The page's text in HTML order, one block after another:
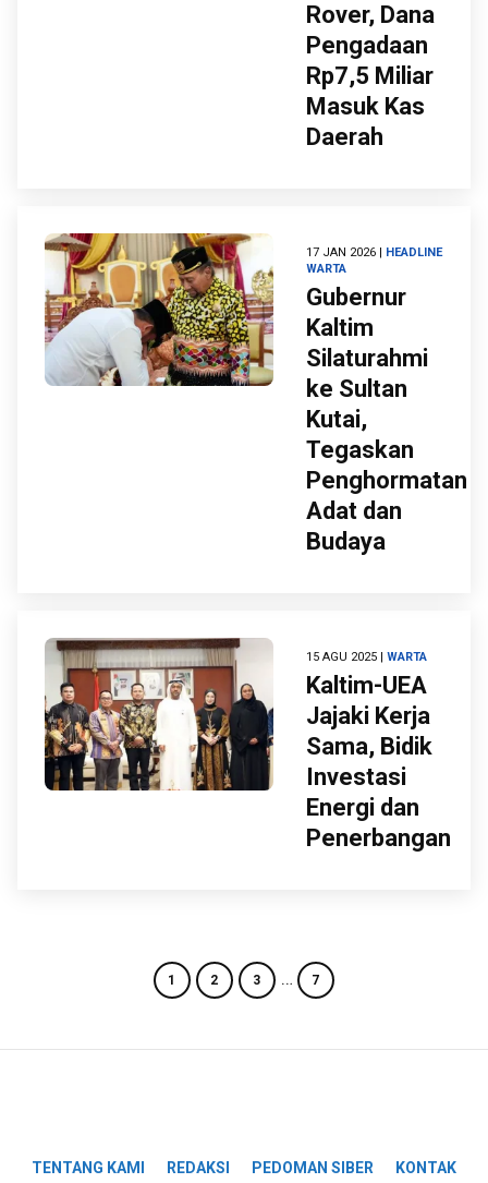
Rover, Dana
Pengadaan
Rp7,5 Miliar
Masuk Kas
Daerah
17 JAN 2026 | HEADLINE
WARTA
Gubernur
Kaltim
Silaturahmi
ke Sultan
Kutai,
Tegaskan
Penghormatan
Adat dan
Budaya
15 AGU 2025 | WARTA
Kaltim-UEA
Jajaki Kerja
Sama, Bidik
Investasi
Energi dan
Penerbangan
1 2 3 … 7
TENTANG KAMI REDAKSI PEDOMAN SIBER KONTAK